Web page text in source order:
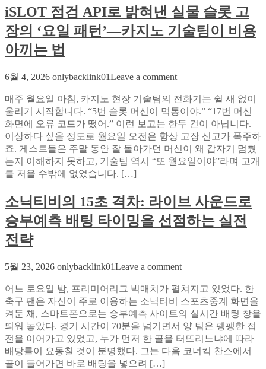
이
포
즈
이
트
래
픽
잡
는
법
비
몰
래
산
한
오
후,
해
외
축
계
를
배
으
로
바
꾸
는
노
하
우
iSLOT 점검 API로 밝혀낸 실물 슬롯 고
장의 ‘요일 패턴’—카지노 기술팀이 비용
아끼는 법
6월 4, 2026 onlybacklink01Leave a commenton
점
검
API
로
밝
혀
물
슬
롯
‘요
일
패
턴’—
카
지
노
기
매주 월요일 아침, 카지노 현장 기술팀의 전화기는 쉴 새 없이
울리기 시작합니다. “5번 슬롯 머신이 먹통이야.” “17번 머신
화면에 오류 코드가 떴어.” 이런 보고는 한두 건이 아닙니다.
이상하다 싶을 정도로 월요일 오전은 항상 고장 신고가 폭주하
죠. 게스트들은 주말 동안 잘 돌아가던 머신이 왜 갑자기 멈췄
는지 이해하지 못하고, 기술팀 역시 “또 월요일이야”라며 고개
를 저을 수밖에 없었습니다. […]
소닉티비의 15초 격차: 라이브 사운드로
승부예측 배팅 타이밍을 선점하는 실전
전략
5월 23, 2026 onlybacklink01Leave a commenton
닉
티
비
의
15
초
어느 토요일 밤, 프리미어리그 빅매치가 펼쳐지고 있었다. 한
축구 팬은 자신이 주로 이용하는 소닉티비 스포츠중계 화면을
켜둔 채, 스마트폰으로는 승부예측 사이트의 실시간 배팅 창을
띄워 놓았다. 경기 시간이 70분을 넘기면서 양 팀은 팽팽한 접
전을 이어가고 있었고, 누가 먼저 한 골을 터뜨리느냐에 따라
배당률이 요동칠 것이 분명했다. 그는 다음 코너킥 찬스에서
골이 들어가면 바로 배팅을 넣으려 […]